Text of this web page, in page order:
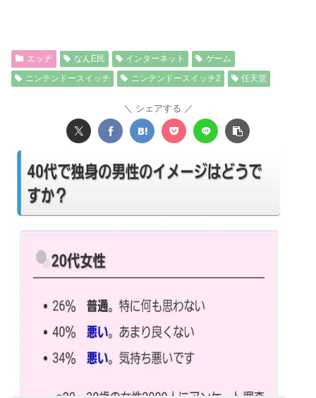
エッヂ なんE民 インターネット
ゲーム
ニンテンドースイッチ
ニンテンドースイッチ2 任天堂
シェアする